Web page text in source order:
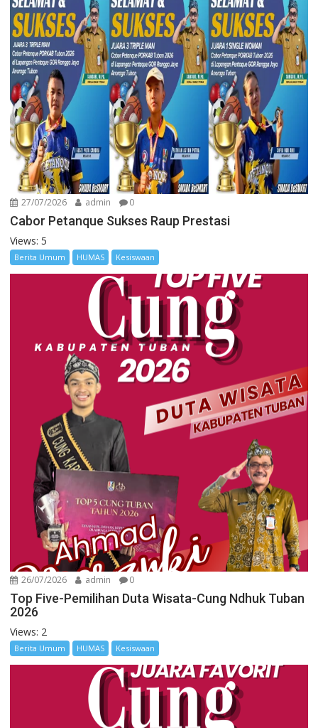
27/07/2026 admin 0
Cabor Petanque Sukses Raup Prestasi
Views: 5
Berita Umum HUMAS Kesiswaan
26/07/2026 admin 0
Top Five-Pemilihan Duta Wisata-Cung Ndhuk Tuban
2026
Views: 2
Berita Umum HUMAS Kesiswaan